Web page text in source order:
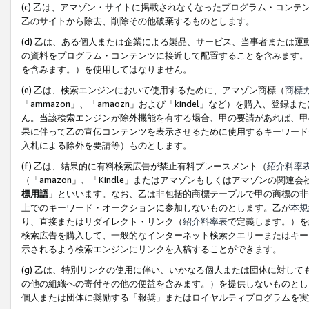
(c) 乙は、アマゾン・サイトに掲載されなくなったプログラム・コン
乙のサイトから除去、削除その他破棄するものとします。
(d) 乙は、ある個人または企業による製品、サービス、当事者または
の資料をプログラム・コンテンツに接近して配置することを含みます
を含みます。）を使用してはなりません。
(e) 乙は、検索エンジンにおいて使用するために、アマゾン商標（商標
「ammazon」、「amaozn」および「kindel」など）を購入、登録ま
ん。当該検索エンジンが除外機能を有する場合、甲の要請があれば、
果に伴って乙の宣伝コンテンツを表示させるために使用するキーワー
入札による除外を要請等）ものとします。
(f) 乙は、結果的に有料検索広告が禁止有料プレースメント（紹介料率
（「amazon」、「Kindle」またはアマゾンもしくはアマゾンの関連
標用語」といいます。なお、乙は非包括的商標テーブルで甲の商標の
上でのキーワード・オークションに参加しないものとします。乙が本
り、直接またはリダイレクト・リンク（紹介料率表で定義します。）
検索広告を購入して、一般的なインターネット検索クエリーまたはキ
示されるよう検索エンジンにリンクを入稿することができます。
(g) 乙は、特別リンクの使用に伴い、いかなる個人または団体に対し
の他の組織への寄付その他の便益を含みます。）を提供しないものと
個人または団体に奨励する「報奨」またはロイヤルティプログラムを